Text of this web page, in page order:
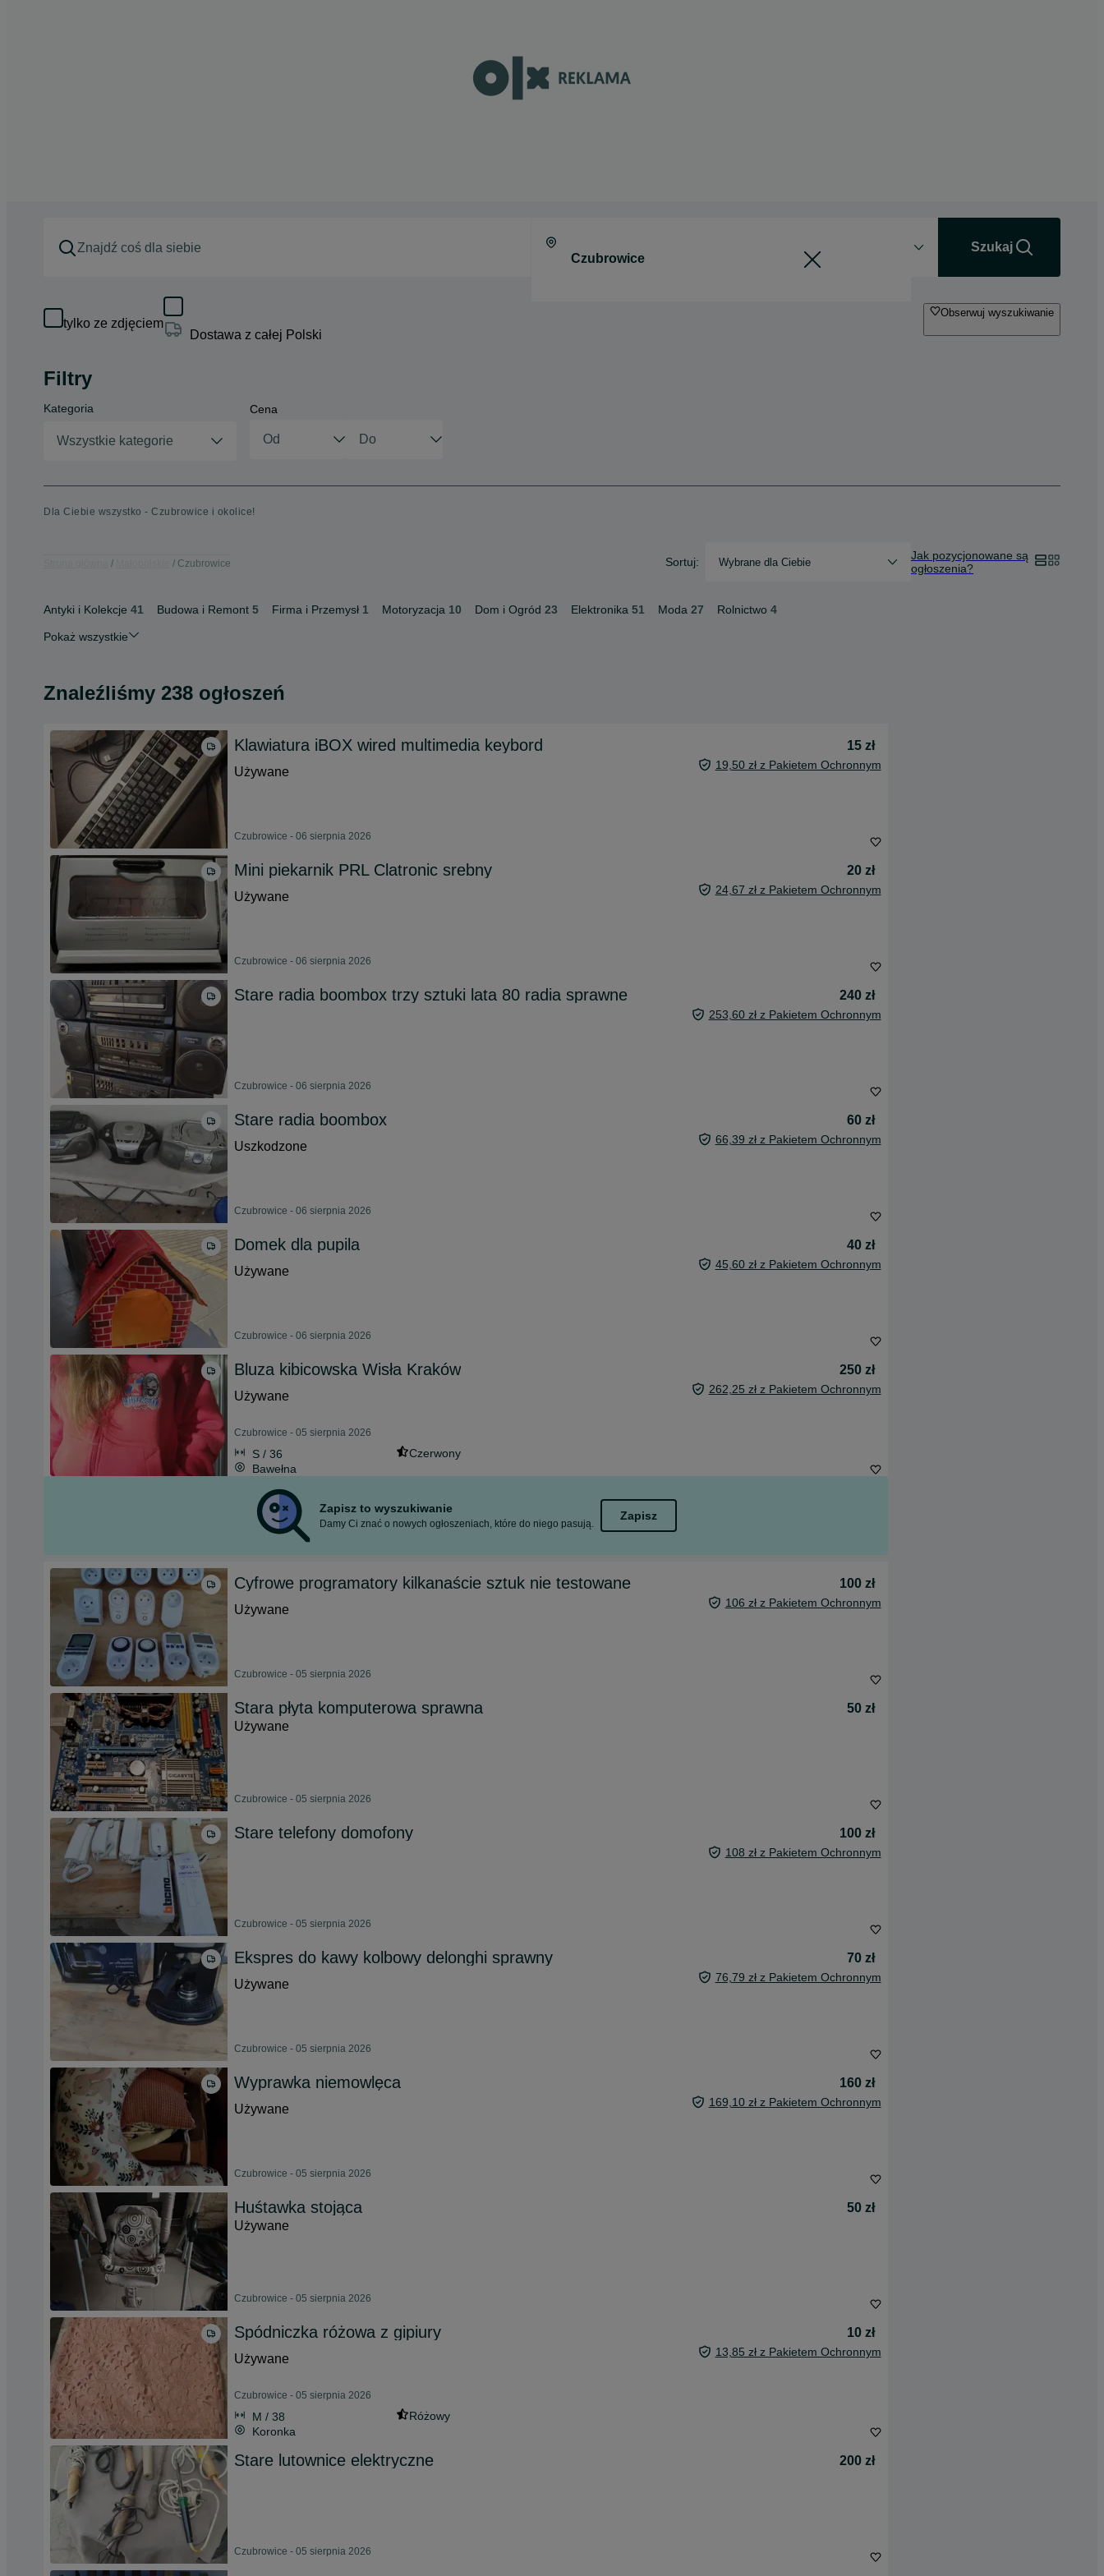
Szukaj
tylko ze zdjęciem
Dostawa z całej Polski
Obserwuj wyszukiwanie
Filtry
Kategoria
Wszystkie kategorie
Cena
Dla Ciebie wszystko - Czubrowice i okolice!
Czubrowice Sortuj: Wybrane dla Ciebie
Jak pozycjonowane są
ogłoszenia?
Antyki i Kolekcje 41 Budowa i Remont 5 Firma i Przemysł 1 Motoryzacja 10 Dom i Ogród 23 Elektronika 51 Moda 27 Rolnictwo 4
Pokaż wszystkie
Znaleźliśmy 238 ogłoszeń
Klawiatura iBOX wired multimedia keybord
15 zł
Używane
19,50 zł z Pakietem Ochronnym
Czubrowice - 06 sierpnia 2026
Mini piekarnik PRL Clatronic srebny
20 zł
Używane
24,67 zł z Pakietem Ochronnym
Czubrowice - 06 sierpnia 2026
Stare radia boombox trzy sztuki lata 80 radia sprawne 240 zł
253,60 zł z Pakietem Ochronnym
Czubrowice - 06 sierpnia 2026
Stare radia boombox
60 zł
Uszkodzone
66,39 zł z Pakietem Ochronnym
Czubrowice - 06 sierpnia 2026
Domek dla pupila
40 zł
Używane
45,60 zł z Pakietem Ochronnym
Czubrowice - 06 sierpnia 2026
Bluza kibicowska Wisła Kraków
250 zł
Używane
262,25 zł z Pakietem Ochronnym
Czubrowice - 05 sierpnia 2026
S / 36
Czerwony
Bawełna
Zapisz to wyszukiwanie
Damy Ci znać o nowych ogłoszeniach, które do niego pasują.
Zapisz
Cyfrowe programatory kilkanaście sztuk nie testowane
100 zł
Używane
106 zł z Pakietem Ochronnym
Czubrowice - 05 sierpnia 2026
Stara płyta komputerowa sprawna
50 zł
Używane
Czubrowice - 05 sierpnia 2026
Stare telefony domofony 100 zł
108 zł z Pakietem Ochronnym
Czubrowice - 05 sierpnia 2026
Ekspres do kawy kolbowy delonghi sprawny
70 zł
Używane
76,79 zł z Pakietem Ochronnym
Czubrowice - 05 sierpnia 2026
Wyprawka niemowlęca
160 zł
Używane
169,10 zł z Pakietem Ochronnym
Czubrowice - 05 sierpnia 2026
Huśtawka stojąca
50 zł
Używane
Czubrowice - 05 sierpnia 2026
Spódniczka różowa z gipiury
10 zł
Używane
13,85 zł z Pakietem Ochronnym
Czubrowice - 05 sierpnia 2026
M / 38
Różowy
Koronka
Stare lutownice elektryczne 200 zł
Czubrowice - 05 sierpnia 2026